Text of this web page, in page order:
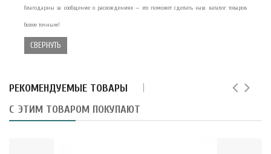
благодарны за сообщение о расхождениях — это поможет сделать наш каталог товаров
более точным!
СВЕРНУТЬ
РЕКОМЕНДУЕМЫЕ ТОВАРЫ
С ЭТИМ ТОВАРОМ ПОКУПАЮТ